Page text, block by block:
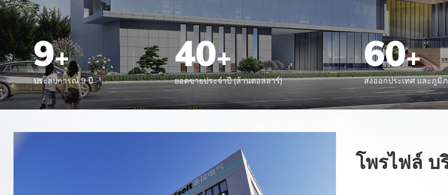
9+
ประสบการณ์ 9 ปี
40+
ยอดขายประจำปี (ล้านดอลลาร์)
60+
ส่งออกประเทศ และภูมิ
โพรไฟล์ บ